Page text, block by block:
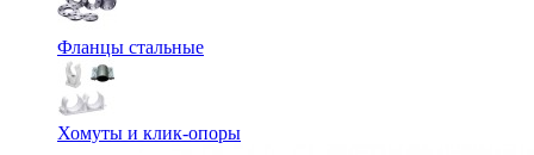
Фланцы стальные
Хомуты и клик-опоры